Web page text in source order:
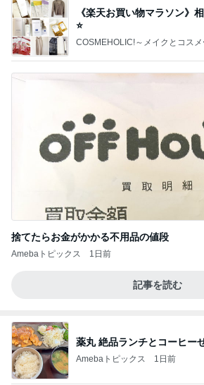
《楽天お買い物マラソン》
⭐️
COSMEHOLIC!～メイクとコス
捨てたらお金がかかる不用品の値段
Amebaトピックス 1日前
記事を読む
薬丸 絶品ランチとコーヒー
Amebaトピックス 1日前